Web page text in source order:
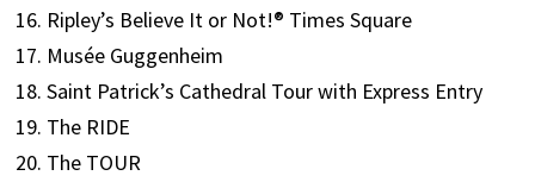
Ripley’s Believe It or Not!® Times Square
Musée Guggenheim
Saint Patrick’s Cathedral Tour with Express Entry
The RIDE
The TOUR